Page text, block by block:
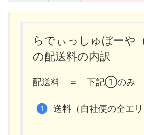
らでぃっしゅぼーや
の配送料の内訳
配送料 ＝ 下記①のみ
送料（自社便の全エリ